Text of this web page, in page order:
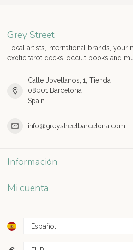
Grey Street
Local artists, international brands, your
exotic tarot decks, occult books and
Calle Jovellanos, 1, Tienda
08001 Barcelona
Spain
info@greystreetbarcelona.com
Información
Mi cuenta